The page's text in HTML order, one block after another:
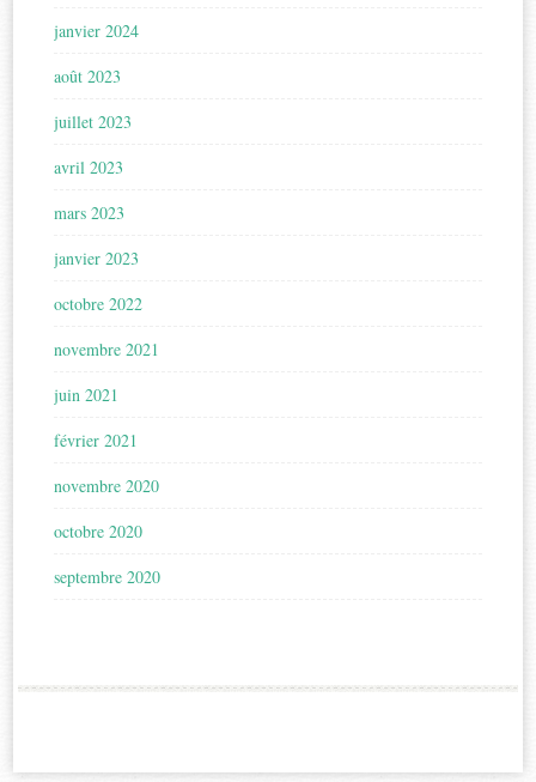
janvier 2024
août 2023
juillet 2023
avril 2023
mars 2023
janvier 2023
octobre 2022
novembre 2021
juin 2021
février 2021
novembre 2020
octobre 2020
septembre 2020